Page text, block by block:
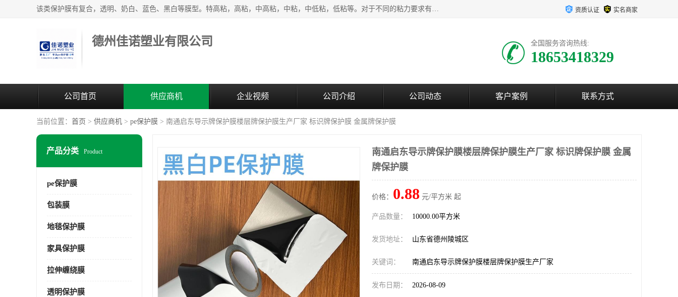
该类保护膜有复合，透明、奶白、蓝色、黑白等膜型。特高粘，高粘，中高粘，中粘，中低粘，低粘等。对于不同的粘力要求有相应的产品相适配。无胶渍残留污染。在较宽的收卷幅度下平整无皱纹，收卷长度大，利于机械化及自动化施工粘贴。为您的产品提供的表面保护解决方案。 产品广泛适用于：铝材、不锈钢、金属、塑料、电子、家电、家具、玻璃、化工材料、装饰材料等。 资质认证 实名商家
德州佳诺塑业有限公司 全国服务咨询热线:
18653418329
公司首页 供应商机 企业视频 公司介绍 公司动态 客户案例 联系方式
当前位置： 首页 > 供应商机 > pe保护膜 > 南通启东导示牌保护膜楼层牌保护膜生产厂家 标识牌保护膜 金属牌保护膜
产品分类 Product
pe保护膜
包装膜
地毯保护膜
家具保护膜
拉伸缠绕膜
透明保护膜
南通启东导示牌保护膜楼层牌保护膜生产厂家 标识牌保护膜 金属
牌保护膜
价格： 0.88 元/平方米 起
产品数量： 10000.00平方米
发货地址： 山东省德州陵城区
关键词： 南通启东导示牌保护膜楼层牌保护膜生产厂家
发布日期： 2026-08-09